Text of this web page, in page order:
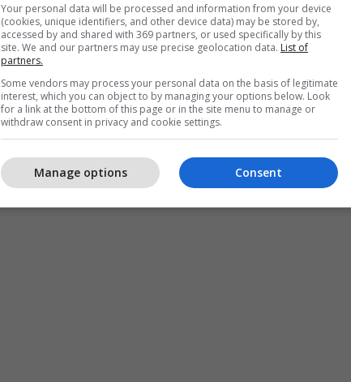
Your personal data will be processed and information from your device
(cookies, unique identifiers, and other device data) may be stored by,
accessed by and shared with 369 partners, or used specifically by this
site. We and our partners may use precise geolocation data. List of
partners.
Some vendors may process your personal data on the basis of legitimate
interest, which you can object to by managing your options below. Look
for a link at the bottom of this page or in the site menu to manage or
withdraw consent in privacy and cookie settings.
Consent
Manage options